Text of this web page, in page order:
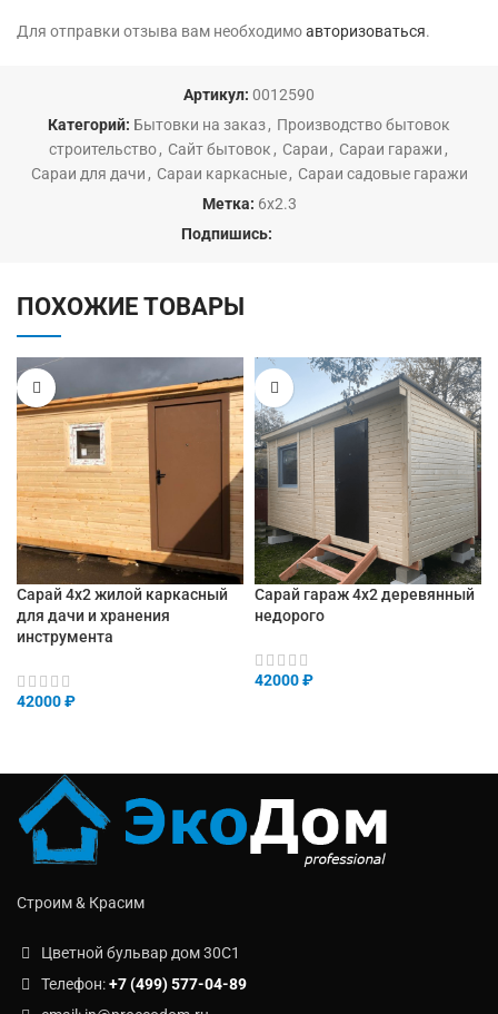
Для отправки отзыва вам необходимоавторизоваться.
Артикул: 0012590
Категорий: Бытовки на заказ, Производство бытовок
строительство , Сайт бытовок , Сараи , Сараи гаражи ,
Сараи для дачи , Сараи каркасные , Сараи садовые гаражи
Метка: 6х2.3
Подпишись:
ПОХОЖИЕ ТОВАРЫ
Сарай 4х2 жилой каркасный
для дачи и хранения
инструмента
42000₽
Сарай гараж 4х2 деревянный
недорого
42000₽
Строим & Красим
Цветной бульвар дом 30C1
Телефон:+7 (499) 577-04-89